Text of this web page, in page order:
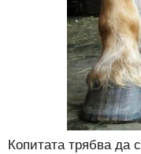
Копитата трябва да